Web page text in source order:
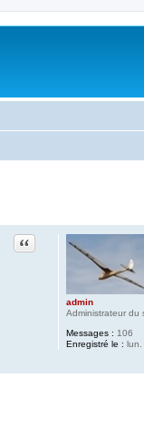
admin
Administrateur du
Messages : 106
Enregistré le : lun.
Citation